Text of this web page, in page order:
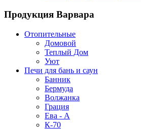
Продукция Варвара
Отопительные
Домовой
Теплый Дом
Уют
Печи для бань и саун
Банник
Бермуда
Волжанка
Грация
Ева - А
К-70